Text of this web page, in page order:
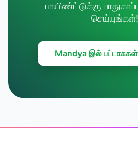
பாயிண்ட்டுக்கு
செய்யுங்கள்!
Mandya இல்